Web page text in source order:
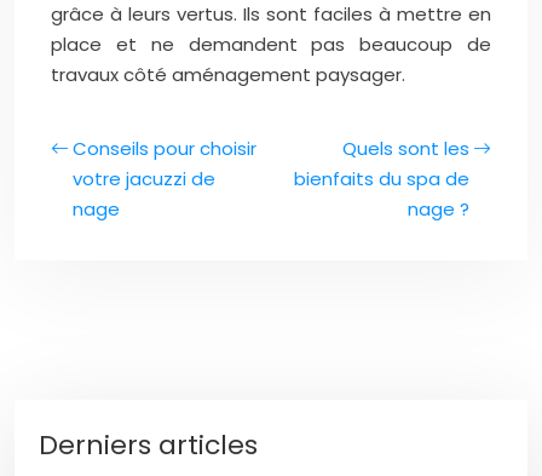
grâce à leurs vertus. Ils sont faciles à mettre en
place et ne demandent pas beaucoup de
travaux côté aménagement paysager.
Conseils pour choisir
votre jacuzzi de
nage
Quels sont les
bienfaits du spa de
nage ?
Derniers articles